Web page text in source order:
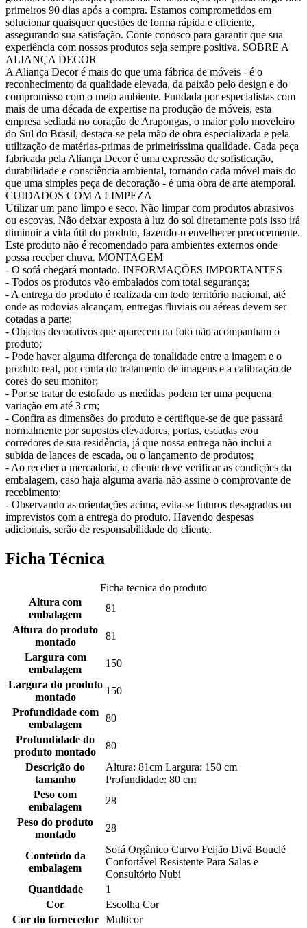
primeiros 90 dias após a compra. Estamos comprometidos em
solucionar quaisquer questões de forma rápida e eficiente,
assegurando sua satisfação. Conte conosco para garantir que sua
experiência com nossos produtos seja sempre positiva. SOBRE A
ALIANÇA DECOR
A Aliança Decor é mais do que uma fábrica de móveis - é o
reconhecimento da qualidade elevada, da paixão pelo design e do
compromisso com o meio ambiente. Fundada por especialistas com
mais de uma década de expertise na produção de móveis, esta
empresa sediada no coração de Arapongas, o maior polo moveleiro
do Sul do Brasil, destaca-se pela mão de obra especializada e pela
utilização de matérias-primas de primeiríssima qualidade. Cada peça
fabricada pela Aliança Decor é uma expressão de sofisticação,
durabilidade e consciência ambiental, tornando cada móvel mais do
que uma simples peça de decoração - é uma obra de arte atemporal.
CUIDADOS COM A LIMPEZA
Utilizar um pano limpo e seco. Não limpar com produtos abrasivos
ou escovas. Não deixar exposta à luz do sol diretamente pois isso irá
diminuir a vida útil do produto, fazendo-o envelhecer precocemente.
Este produto não é recomendado para ambientes externos onde
possa receber chuva. MONTAGEM
- O sofá chegará montado. INFORMAÇÕES IMPORTANTES
- Todos os produtos vão embalados com total segurança;
- A entrega do produto é realizada em todo território nacional, até
onde as rodovias alcançam, entregas fluviais ou aéreas devem ser
cotadas a parte;
- Objetos decorativos que aparecem na foto não acompanham o
produto;
- Pode haver alguma diferença de tonalidade entre a imagem e o
produto real, por conta do tratamento de imagens e a calibração de
cores do seu monitor;
- Por se tratar de estofado as medidas podem ter uma pequena
variação em até 3 cm;
- Confira as dimensões do produto e certifique-se de que passará
normalmente por supostos elevadores, portas, escadas e/ou
corredores de sua residência, já que nossa entrega não inclui a
subida de lances de escada, ou o lançamento de produtos;
- Ao receber a mercadoria, o cliente deve verificar as condições da
embalagem, caso haja alguma avaria não assine o comprovante de
recebimento;
- Observando as orientações acima, evita-se futuros desagrados ou
imprevistos com a entrega do produto. Havendo despesas
adicionais, serão de responsabilidade do cliente.
Ficha Técnica
Ficha tecnica do produto
Altura com
embalagem
81
Altura do produto
montado
81
Largura com
embalagem
150
Largura do produto
montado
150
Profundidade com
embalagem
80
Profundidade do
produto montado
80
Descrição do
tamanho
Altura: 81cm Largura: 150 cm
Profundidade: 80 cm
Peso com
embalagem
28
Peso do produto
montado
28
Conteúdo da
embalagem
Sofá Orgânico Curvo Feijão Divã Bouclé
Confortável Resistente Para Salas e
Consultório Nubi
Quantidade
1
Cor
Escolha Cor
Cor do fornecedor
Multicor